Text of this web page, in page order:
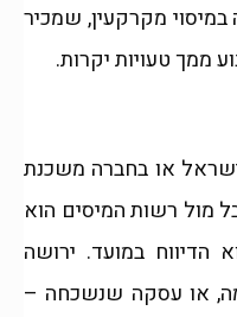
מקרקעין, שמכיר
ממך טעויות יקרות.
או בחברה משכנת
מול רשות המיסים הוא
במועד. ירושה
או עסקה שנשכחה –